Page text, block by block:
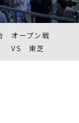
オープン戦
VS 東芝